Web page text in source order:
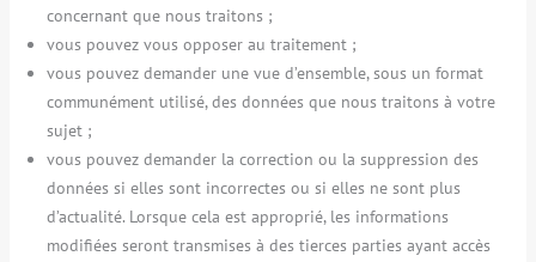
concernant que nous traitons ;
vous pouvez vous opposer au traitement ;
vous pouvez demander une vue d’ensemble, sous un format
communément utilisé, des données que nous traitons à votre
sujet ;
vous pouvez demander la correction ou la suppression des
données si elles sont incorrectes ou si elles ne sont plus
d’actualité. Lorsque cela est approprié, les informations
modifiées seront transmises à des tierces parties ayant accès